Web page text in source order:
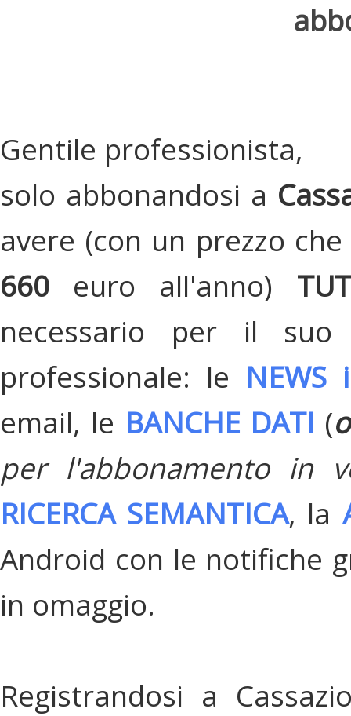
Gentile professionista,
solo abbonandosi a
avere (con un prezzo
660 euro all'anno)
necessario per il suo
professionale: le
email, le BANCHE DATI (
per l'abbonamento in
RICERCA SEMANTICA, la
Android con le notifiche
in omaggio.
Registrandosi a